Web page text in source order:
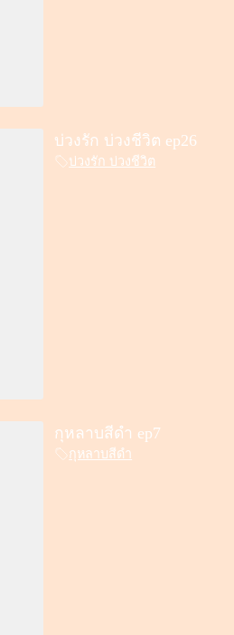
บ่วงรัก บ่วงชีวิต ep26
บ่วงรัก บ่วงชีวิต
กุหลาบสีดำ ep7
กุหลาบสีดำ